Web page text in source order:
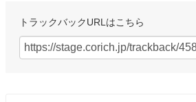
トラックバックURLはこちら